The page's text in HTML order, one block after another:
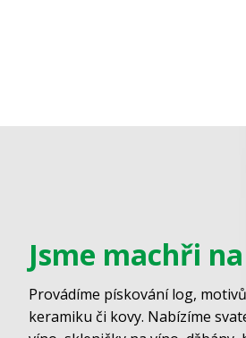
Jsme machři
Provádíme pískování log,
keramiku či kovy. Nabízíme